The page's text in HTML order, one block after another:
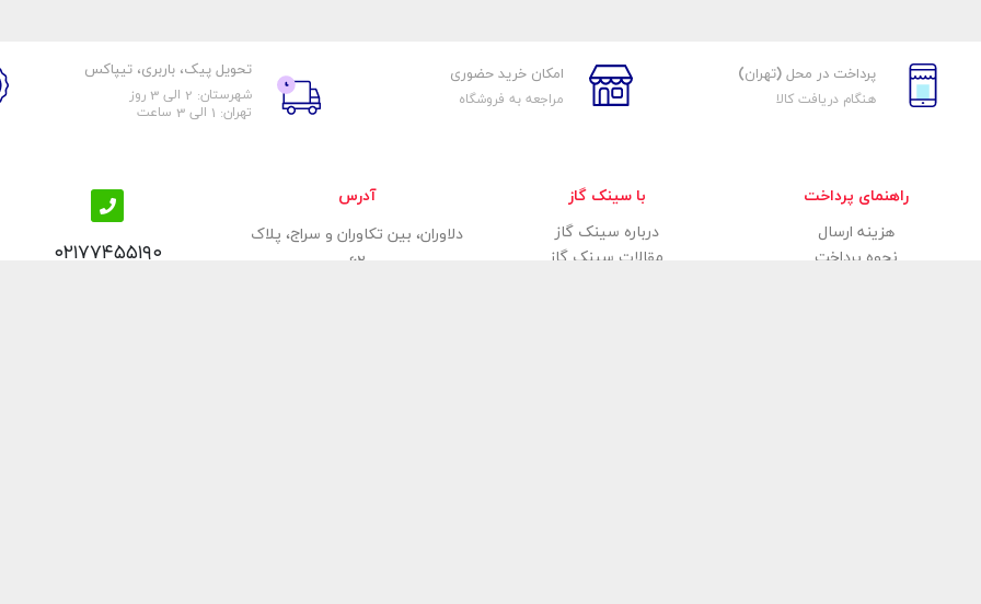
پرداخت در محل (تهران)
هنگام دریافت کالا
امکان خرید حضوری
مراجعه به فروشگاه
تحویل پیک، باربری، تیپاکس
شهرستان: 2 الی 3 روز
تهران: 1 الی 3 ساعت
راهنمای پرداخت
هزینه ارسال
نحوه پرداخت
با سینک گاز
درباره سینک گاز
مقالات سینک گاز
آدرس
دلاوران، بین تکاوران و سراج، پلاک
۶۲
۰۲۱۷۷۴۵۵۱۹۰